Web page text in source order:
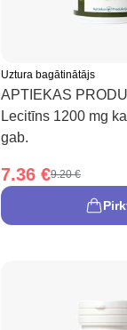
Uztura bagātinātājs
APTIEKAS
Lecitīns 1200 mg
gab.
7.36 €9.20 €